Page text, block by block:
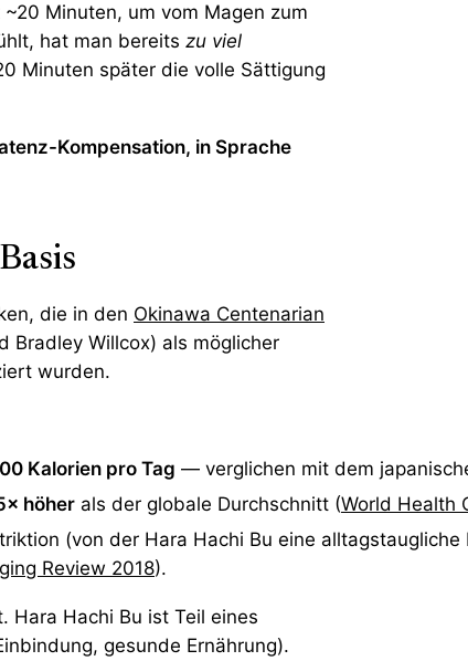
Minuten, um vom Magen zum
hat man bereits zu viel
Minuten später die volle Sättigung
Kompensation, in Sprache
die in den Okinawa Centenarian
Bradley Willcox) als möglicher
wurden.
Kalorien pro Tag — verglichen mit dem
höher als der globale Durchschnitt (World Health
(von der Hara Hachi Bu eine
Review 2018).
Hara Hachi Bu ist Teil eines
gesunde Ernährung).